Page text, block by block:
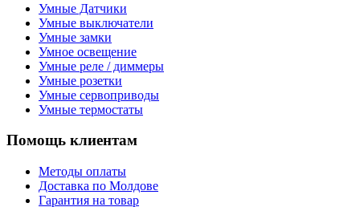
Умные Датчики
Умные выключатели
Умные замки
Умное освещение
Умные реле / диммеры
Умные розетки
Умные сервоприводы
Умные термостаты
Помощь клиентам
Методы оплаты
Доставка по Молдове
Гарантия на товар